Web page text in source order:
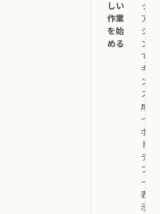
しい
作業
を始
める
ック
アク
ショ
ン
で、
キャ
ンバ
ス作
成、
イン
ポー
ト、
テン
プレ
ート
表
示、